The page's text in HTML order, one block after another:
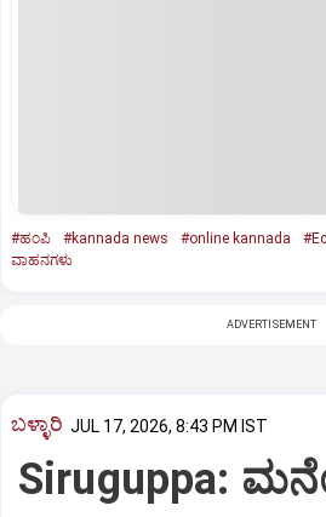
#ಹಂಪಿ #kannada news #online kannada
ವಾಹನಗಳು
ADVERTISEMENT
ಬಳ್ಳಾರಿ JUL 17, 2026, 8:43 PM IST
Siruguppa: